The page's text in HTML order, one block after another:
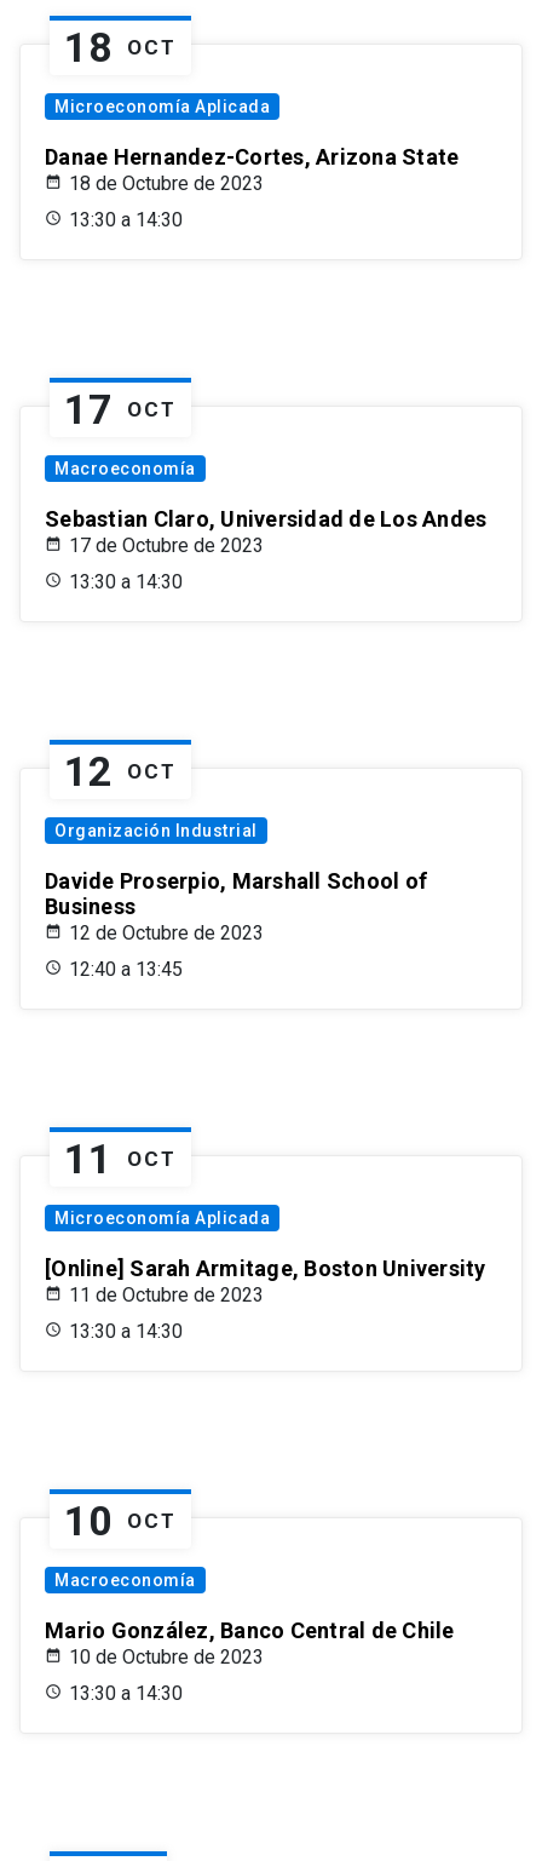
18 OCT
Microeconomía Aplicada
Danae Hernandez-Cortes, Arizona State
18 de Octubre de 2023
13:30 a 14:30
17 OCT
Macroeconomía
Sebastian Claro, Universidad de Los Andes
17 de Octubre de 2023
13:30 a 14:30
12 OCT
Organización Industrial
Davide Proserpio, Marshall School of
Business
12 de Octubre de 2023
12:40 a 13:45
11 OCT
Microeconomía Aplicada
[Online] Sarah Armitage, Boston University
11 de Octubre de 2023
13:30 a 14:30
10 OCT
Macroeconomía
Mario González, Banco Central de Chile
10 de Octubre de 2023
13:30 a 14:30